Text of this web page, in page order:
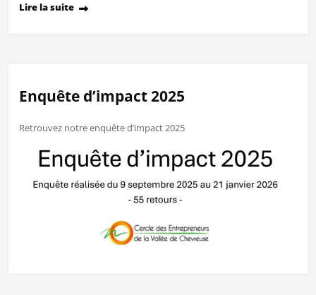
Lire la suite
Enquête d’impact 2025
Retrouvez notre enquête d’impact 2025